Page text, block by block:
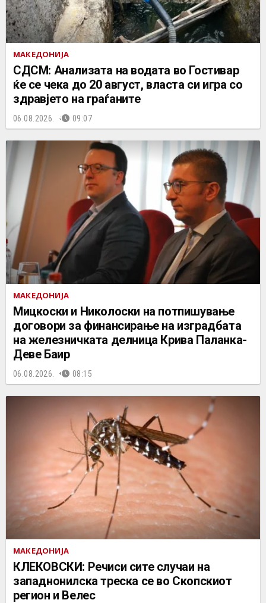
МАКЕДОНИЈА
СДСМ: Анализата на водата во Гостивар
ќе се чека до 20 август, власта си игра со
здравјето на граѓаните
06.08.2026. 09:07
МАКЕДОНИЈА
Мицкоски и Николоски на потпишување
договори за финансирање на изградбата
на железничката делница Крива Паланка-
Деве Баир
06.08.2026. 08:15
МАКЕДОНИЈА
КЛЕКОВСКИ: Речиси сите случаи на
западнонилска треска се во Скопскиот
регион и Велес